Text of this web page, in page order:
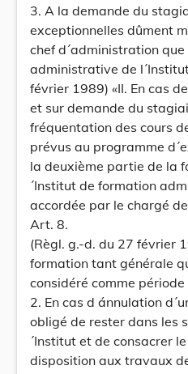
3. A la demande du
exceptionnelles dûment
chef d´administration
administrative de
février 1989) «II. En cas
et sur demande du
fréquentation des cours
prévus au programme
la deuxième partie de la
´Institut de formation
accordée par le chargé
Art. 8.
(Règl. g.-d. du 27 février
formation tant générale
considéré comme
2. En cas d ánnulation
obligé de rester dans les
´Institut et de consacrer
disposition aux travaux